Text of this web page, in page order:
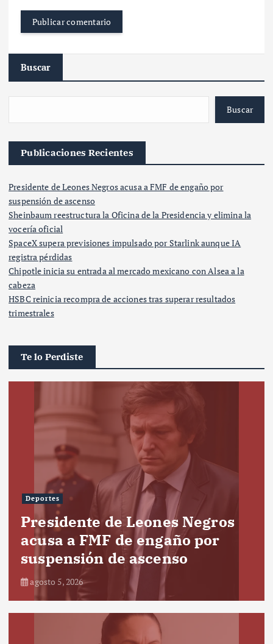
Buscar
Buscar
Publicaciones Recientes
Presidente de Leones Negros acusa a FMF de engaño por
suspensión de ascenso
Sheinbaum reestructura la Oficina de la Presidencia y elimina la
vocería oficial
SpaceX supera previsiones impulsado por Starlink aunque IA
registra pérdidas
Chipotle inicia su entrada al mercado mexicano con Alsea a la
cabeza
HSBC reinicia recompra de acciones tras superar resultados
trimestrales
Te lo Perdiste
Deportes
Presidente de Leones Negros
acusa a FMF de engaño por
suspensión de ascenso
agosto 5, 2026